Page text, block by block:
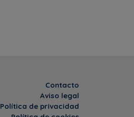
Contacto
Aviso legal
Política de privacidad